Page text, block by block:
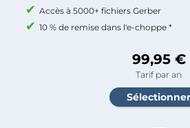
Accès à 5000+ fichiers Gerber
10 % de remise dans l'e-choppe *
99,95 €
Tarif par an